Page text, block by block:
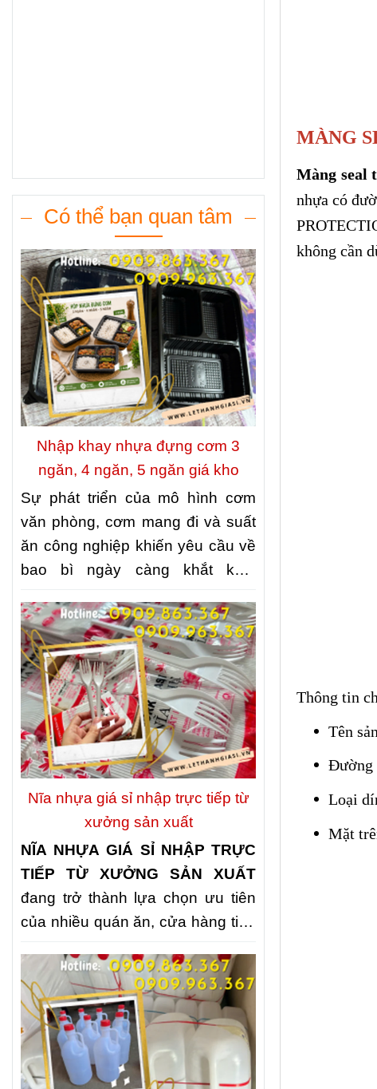
MÀNG
Màng seal
nhựa có
không cần
Thông tin
Tên
Đường
Loại
Mặt
Có thể bạn quan tâm
Nhập khay nhựa đựng cơm 3
ngăn, 4 ngăn, 5 ngăn giá kho
Sự phát triển của mô hình cơm
văn phòng, cơm mang đi và suất
ăn công nghiệp khiến yêu cầu về
bao bì ngày càng khắt khe.
thực phẩm, bao bì còn phải giúp
món ăn được sắp xếp gọn gàng,
thuận tiện khi vận chuyển và giữ
được hình thức hấp dẫn khi đến
tay khách hàng. Đó cũng là lý do
nhiều quán ăn, nhà hàng và bếp
ăn tập thể lựa chọnNHẬP KHAY
NGĂN, 5 NGĂN GIÁ KHOnhằm
chủ động nguồn cung, tối ưu chi
phí và nâng cao chất lượng phục
vụ.
Nĩa nhựa giá sỉ nhập trực tiếp từ
xưởng sản xuất
NĨA NHỰA GIÁ SỈ NHẬP TRỰC
TIẾP TỪ XƯỞNG SẢN XUẤT
đang trở thành lựa chọn ưu tiên
của nhiều quán ăn, cửa hàng tiện
đại lý kinh doanh. Không chỉ giúp
tối ưu chi phí, nguồn cung trực
tiếp còn đảm bảo giá thành cạnh
tranh, chất lượng ổn định và khả
năng đáp ứng nhanh số lượng